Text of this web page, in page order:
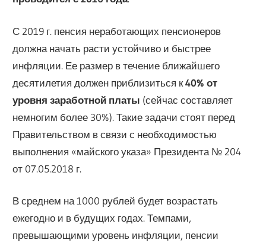
С 2019 г. пенсия неработающих пенсионеров
должна начать расти устойчиво и быстрее
инфляции. Ее размер в течение ближайшего
десятилетия должен приблизиться к40% от
уровня заработной платы (сейчас составляет
немногим более 30%). Такие задачи стоят перед
Правительством в связи с необходимостью
выполнения «майского указа» Президента № 204
от 07.05.2018 г.
В среднем на 1000 рублей будет возрастать
ежегодно и в будущих годах. Темпами,
превышающими уровень инфляции, пенсии